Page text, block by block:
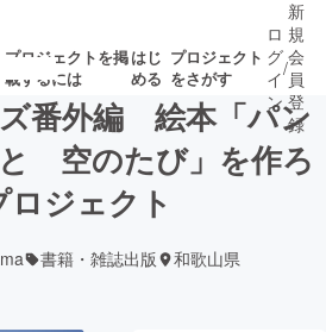
プロジェクトを掲
載するには
はじ
める
プロジェクト
をさがす
新着プロ
ト
募集終了が近いプ
ロ
グ
イ
ン
/
新
規
会
員
登
録
番外編 絵本「パン
空のたび」を作ろ
ロジェクト
書籍・雑誌出版 和歌山県